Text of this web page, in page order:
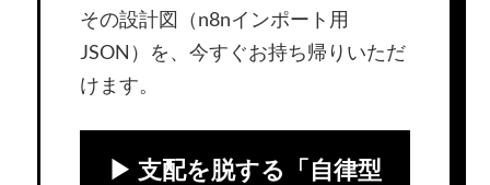
その設計図（n8nインポート用
JSON）を、今すぐお持ち帰りいただ
けます。
▶ 支配を脱する「自律型